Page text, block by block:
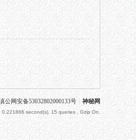
公网安备53032802000133号 神秘网
0.221866 second(s), 15 queries , Gzip On.